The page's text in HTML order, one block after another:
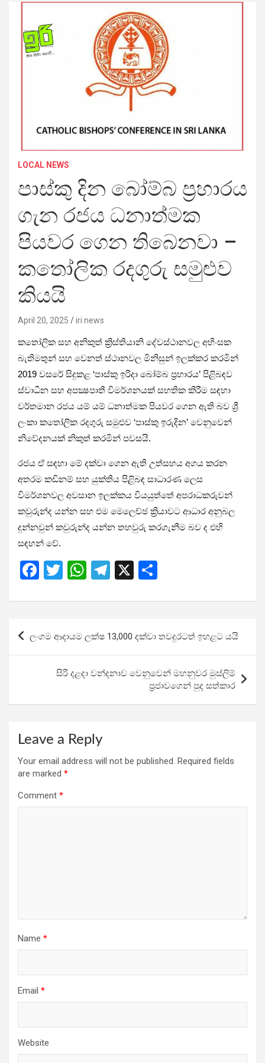
LOCAL NEWS
පාස්කු දින බෝම්බ ප්‍රහාරය
ගැන රජය ධනාත්මක
පියවර ගෙන තිබෙනවා –
කතෝලික රදගුරු සමුළුව
කියයි
April 20, 2025 iri news
කතෝලික සහ අනිකුත් ක්‍රිස්තියානි දේවස්ථානවල අහිංසක
බැතිමතුන් සහ වෙනත් ස්ථානවල මිනිසුන් ඉලක්කර කරමින්
2019 වසරේ සිදුකළ ‘පාස්කු ඉරිදා බෝම්බ ප්‍රහාරය’ පිළිබඳව
ස්වාධීන සහ අපක්‍ෂපාතී විමර්ශනයක් සහතික කිරීම සඳහා
වර්තමාන රජය යම් යම් ධනාත්මක පියවර ගෙන ඇති බව ශ්‍රී
ලංකා කතෝලික රදගුරු සමුළුව ‘පාස්කු ඉරුදින’ වෙනුවෙන්
නිවේදනයක් නිකුත් කරමින් පවසයි.
රජය ඒ සඳහා මේ දක්වා ගෙන ඇති උත්සහය අගය කරන
අතරම කඩිනම් සහ යුක්තිය පිළිබඳ සාධාරණ ලෙස
විමර්ශනවල අවසාන ඉලක්කය වියයුත්තේ අපරාධකරුවන්
කවුරුන්ද යන්න සහ එම මෙලෙච්ඡ ක්‍රියාවට ආධාර අනුබල
දුන්නවුන් කවුරුන්ද යන්න තහවුරු කරගැනීම බව ද එහි
සඳහන් වේ.
F
ce
b
o
T
tt
er
W
at
A
p
p
T
e
gr
a
m
X
ar
navigation
ලංගම ආදායම ලක්ෂ 13,000 දක්වා තවදුරටත් ඉහළට යයි
සිරි දළදා වන්දනාව වෙනුවෙන් මහනුවර මුස්ලිම්
ප්‍රජාවගෙන් පුද සත්කාර
Leave a Reply
Your email address will not be published. Required fields
are marked *
Comment *
Name *
Email *
Website